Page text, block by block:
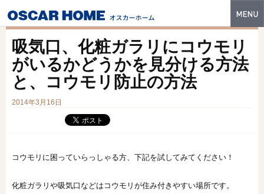
特長
性能・技術
建築実例
フォトギャラリー
吸気口、化粧ガラリにコウモリ
がいるかどうかを見分ける方法
と、コウモリ防止の方法
2014年3月16日
コウモリに困っていらっしゃる方、下記を試してみてください！
化粧ガラリや吸気口などはコウモリが住み付きやすい場所です。